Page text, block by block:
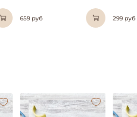
659 руб 299 руб